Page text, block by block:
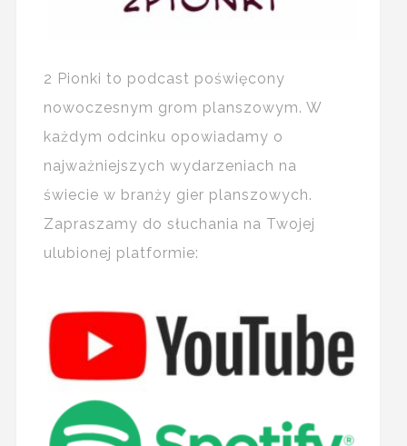
2 Pionki to podcast poświęcony
nowoczesnym grom planszowym. W
każdym odcinku opowiadamy o
najważniejszych wydarzeniach na
świecie w branży gier planszowych.
Zapraszamy do słuchania na Twojej
ulubionej platformie: